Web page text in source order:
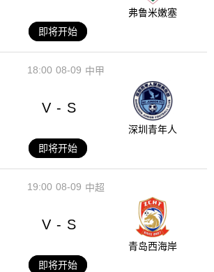
弗鲁米嫩塞
即将开始
08-09
18:00 中甲
V - S
深圳青年人
即将开始
08-09
19:00 中超
V - S
青岛西海岸
即将开始